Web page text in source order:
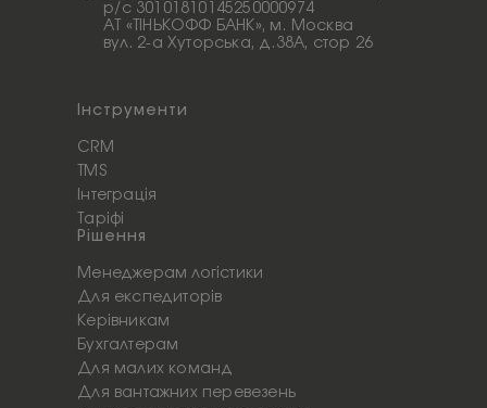
p/c 30101810145250000974
АТ «ТІНЬКОФФ БАНК», м. Москва
вул. 2-а Хуторська, д.38А, стор 26
Інструменти
CRM
TMS
Інтеграція
Таріфі
Рішення
Менеджерам логістики
Для експедиторів
Керівникам
Бухгалтерам
Для малих команд
Для вантажних перевезень